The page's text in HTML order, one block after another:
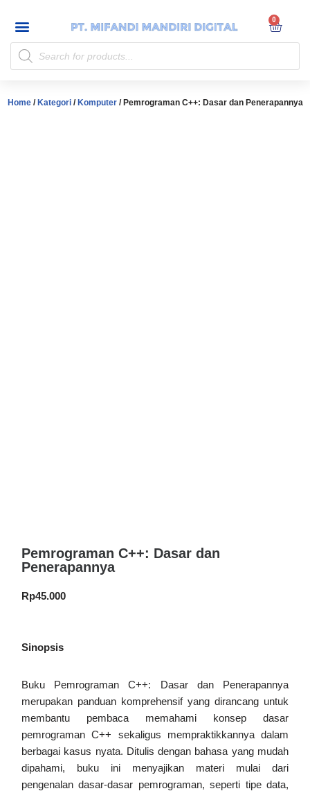
content
Home/ Kategori/ Komputer/ Pemrograman C++: Dasar dan Penerapannya
Pemrograman C++: Dasar dan
Penerapannya
Rp45.000
Sinopsis
Buku Pemrograman C++: Dasar dan Penerapannya
merupakan panduan komprehensif yang dirancang untuk
membantu pembaca memahami konsep dasar
pemrograman C++ sekaligus mempraktikkannya dalam
berbagai kasus nyata. Ditulis dengan bahasa yang mudah
dipahami, buku ini menyajikan materi mulai dari
pengenalan dasar-dasar pemrograman, seperti tipe data,